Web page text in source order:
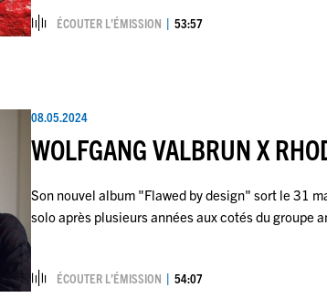
ÉCOUTER L’ÉMISSION 53:57
08.05.2024
WOLFGANG VALBRUN X
Son nouvel album "Flawed by design" sort le 31
solo après plusieurs années aux cotés du groupe
ÉCOUTER L’ÉMISSION 54:07